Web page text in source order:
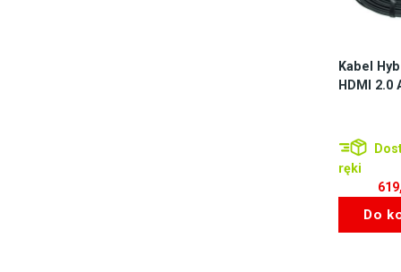
Kabel
HDMI 2.0
ręki
Do